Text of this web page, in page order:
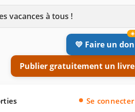
vacances à tous !
💛 Faire un don
Publier gratuitement un livre
Se connecter